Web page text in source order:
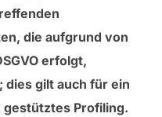
die aufgrund von
erfolgt,
gilt auch für ein
Profiling.